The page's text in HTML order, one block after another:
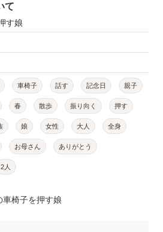
て
す娘
車椅子 話す 記念日 親子
春 散歩 振り向く 押す
娘 女性 大人 全身
お母さん ありがとう
2人
車椅子を押す娘